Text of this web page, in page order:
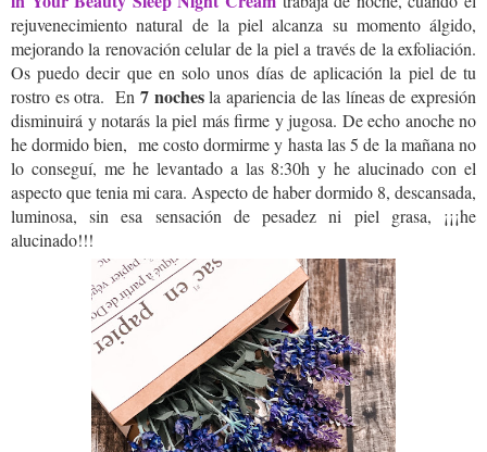
rejuvenecimiento natural de la piel alcanza su momento álgido,
mejorando la renovación celular de la piel a través de la exfoliación.
Os puedo decir que en solo unos días de aplicación la piel de tu
rostro es otra. En7 nochesla apariencia de las líneas de expresión
disminuirá y notarás la piel más firme y jugosa. De echo anoche no
he dormido bien, me costo dormirme y hasta las 5 de la mañana no
lo conseguí, me he levantado a las 8:30h y he alucinado con el
aspecto que tenia mi cara. Aspecto de haber dormido 8, descansada,
luminosa, sin esa sensación de pesadez ni piel grasa, ¡¡¡he
alucinado!!!